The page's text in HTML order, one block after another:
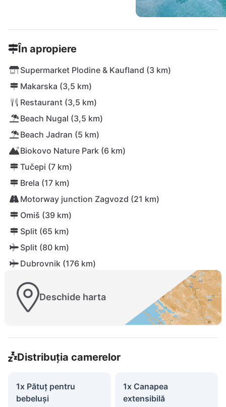
În apropiere
Supermarket Plodine & Kaufland (3 km)
Makarska (3,5 km)
Restaurant (3,5 km)
Beach Nugal (3,5 km)
Beach Jadran (5 km)
Biokovo Nature Park (6 km)
Tučepi (7 km)
Brela (17 km)
Motorway junction Zagvozd (21 km)
Omiš (39 km)
Split (65 km)
Split (80 km)
Dubrovnik (176 km)
Deschide harta
Distribuția camerelor
1x Pătuț pentru
bebeluși
1x Canapea
extensibilă